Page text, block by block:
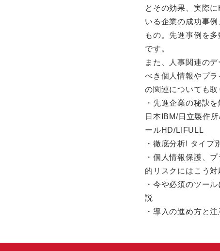
とその効果、実際
いる企業の成功事
もの。先進事例を
です。
また、人事関連の
べき個人情報やプ
の関連についても取
・先進企業の秘訣を
日本IBM/日立製作
ールHD/LIFULL
・徹底分析! タイプ
・個人情報保護、
的リスクにはこう対
・今や必須のツー
説
・導入の進め方と注